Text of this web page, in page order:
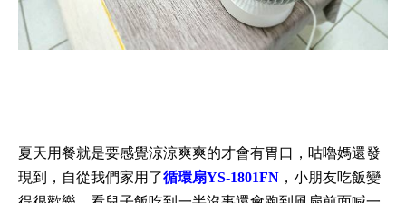
夏天用餐就是要感覺涼涼爽爽的才會有胃口，咕嚕媽還發
現到，自從我們家用了循環扇YS-1801FN ，小朋友吃飯變